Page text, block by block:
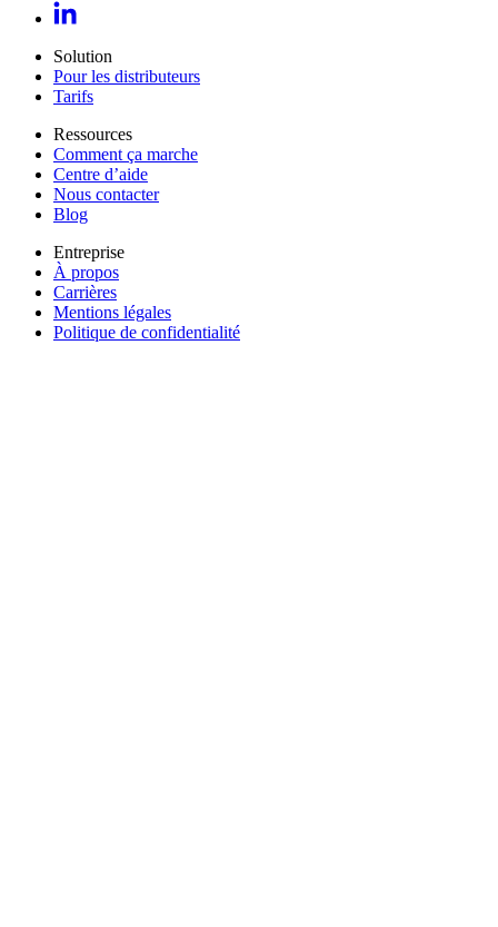
Solution
Pour les distributeurs
Tarifs
Ressources
Comment ça marche
Centre d’aide
Nous contacter
Blog
Entreprise
À propos
Carrières
Mentions légales
Politique de confidentialité